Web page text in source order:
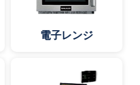
電子レンジ